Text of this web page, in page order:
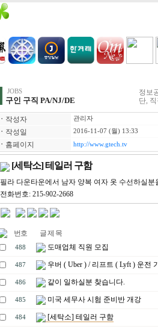
JOBS
구인 구직 PA/NJ/DE
정보
단,
ㆍ 작성자 관리자
ㆍ 작성일 2016-11-07 (월) 13:33
ㆍ 홈페이지 http://www.gtech.tv
[세탁소] 테일러 구함
필라 다운타운에서 남자 양복 여자 옷 수선하실분
전화번호: 215-902-2668
번호 글 제 목
488 도매업체 직원 모집
487 우버 ( Uber ) / 리프트 ( Lyft ) 운전
486 같이 일하실분 찾습니다.
485 미국 세무사 시험 준비반 개강
484 [세탁소] 테일러 구함